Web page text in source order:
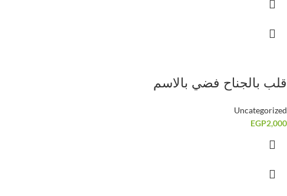
قلب بالجناح فضي بالاسم
Uncategorized
EGP2,000